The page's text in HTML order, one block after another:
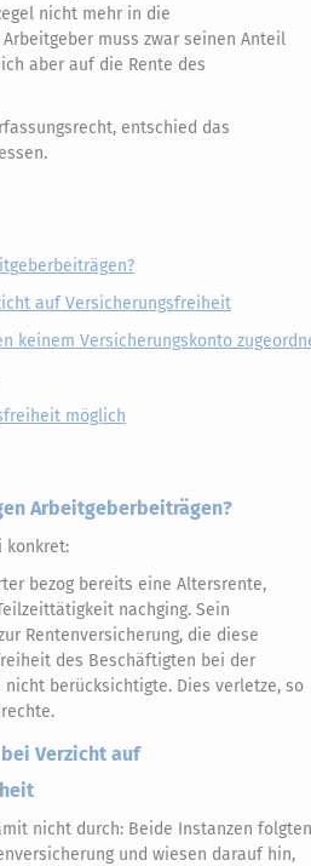
nicht mehr in die
muss zwar seinen Anteil
aber auf die Rente des
entschied das
auf Versicherungsfreiheit
keinem Versicherungskonto
möglich
Arbeitgeberbeiträgen?
konkret:
bezog bereits eine Altersrente,
nachging. Sein
Rentenversicherung, die diese
des Beschäftigten bei der
nicht berücksichtigte. Dies verletze, so
Verzicht auf
nicht durch: Beide Instanzen folgten
und wiesen darauf hin,